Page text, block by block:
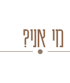
מי אני?